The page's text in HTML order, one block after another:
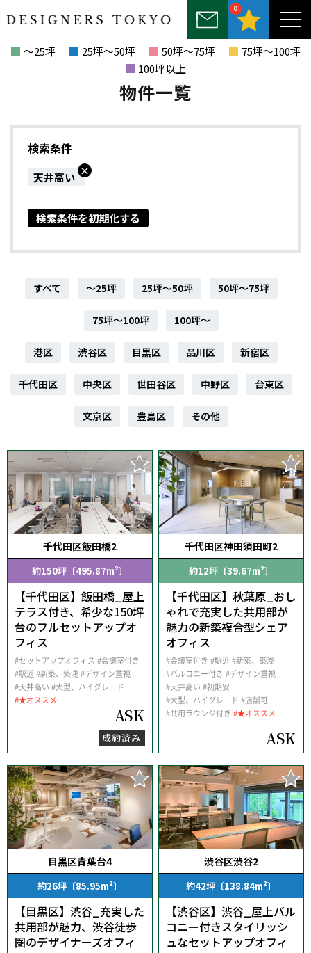
0
～25坪 25坪～50坪 50坪～75坪
75坪～100坪
100坪以上
物件一覧
検索条件
天井高い ×
検索条件を初期化する
すべて ～25坪 25坪～50坪 50坪～75坪
75坪～100坪 100坪～
港区 渋谷区 目黒区 品川区 新宿区
千代田区 中央区 世田谷区 中野区 台東区
文京区 豊島区 その他
千代田区飯田橋2
約150坪〔495.87m²〕
【千代田区】飯田橋_屋上
テラス付き、希少な150坪
台のフルセットアップオ
フィス
#セットアップオフィス #会議室付き
#駅近 #新築、築浅#デザイン重視
#天井高い #大型、ハイグレード
#★オススメ
ASK
成約済み
千代田区神田須田町2
約12坪〔39.67m²〕
【千代田区】秋葉原_おし
ゃれで充実した共用部が
魅力の新築複合型シェア
オフィス
#会議室付き #駅近 #新築、築浅
#バルコニー付き #デザイン重視
#天井高い #初期安
#大型、ハイグレード #店舗可
#共用ラウンジ付き #★オススメ
ASK
目黒区青葉台4
約26坪〔85.95m²〕
【目黒区】渋谷_充実した
共用部が魅力、渋谷徒歩
圏のデザイナーズオフィ
渋谷区渋谷2
約42坪〔138.84m²〕
【渋谷区】渋谷_屋上バル
コニー付きスタイリッシ
ュなセットアップオフィ